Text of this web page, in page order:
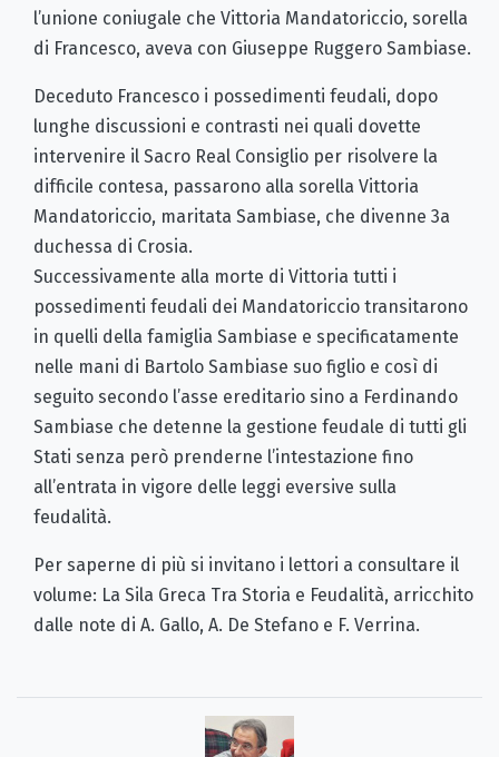
l’unione coniugale che Vittoria Mandatoriccio, sorella
di Francesco, aveva con Giuseppe Ruggero Sambiase.
Deceduto Francesco i possedimenti feudali, dopo
lunghe discussioni e contrasti nei quali dovette
intervenire il Sacro Real Consiglio per risolvere la
difficile contesa, passarono alla sorella Vittoria
Mandatoriccio, maritata Sambiase, che divenne 3a
duchessa di Crosia.
Successivamente alla morte di Vittoria tutti i
possedimenti feudali dei Mandatoriccio transitarono
in quelli della famiglia Sambiase e specificatamente
nelle mani di Bartolo Sambiase suo figlio e così di
seguito secondo l’asse ereditario sino a Ferdinando
Sambiase che detenne la gestione feudale di tutti gli
Stati senza però prenderne l’intestazione fino
all’entrata in vigore delle leggi eversive sulla
feudalità.
Per saperne di più si invitano i lettori a consultare il
volume: La Sila Greca Tra Storia e Feudalità, arricchito
dalle note di A. Gallo, A. De Stefano e F. Verrina.